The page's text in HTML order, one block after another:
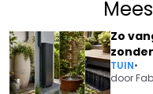
Zo
TUIN•
door